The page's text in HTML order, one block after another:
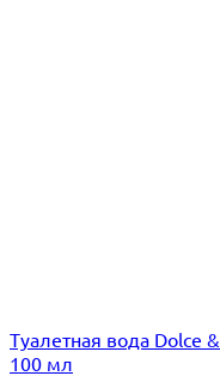
Туалетная вода Dolce
100 мл